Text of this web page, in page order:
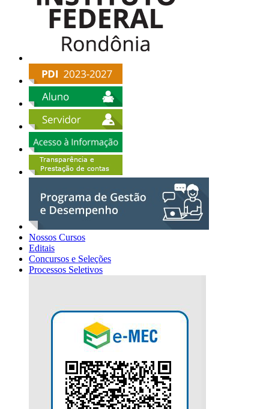
Nossos Cursos
Editais
Concursos e Seleções
Processos Seletivos